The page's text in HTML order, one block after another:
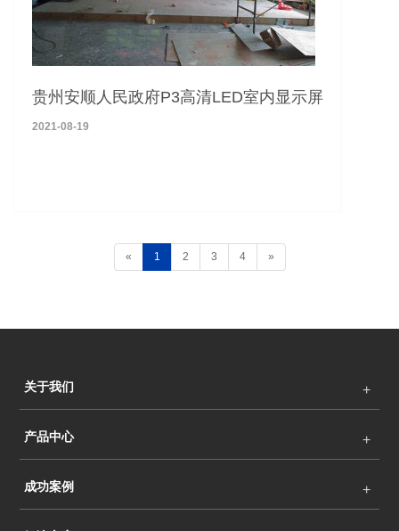
贵州安顺人民政府P3高清LED室内显示屏
2021-08-19
« 1 2 3 4 »
关于我们
产品中心
成功案例